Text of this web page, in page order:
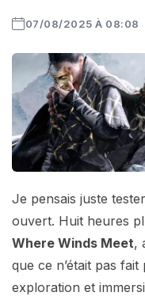
07/08/2025 À 08:08
Je pensais juste
ouvert. Huit heures
Where Winds Meet,
que ce n’était pas
exploration et